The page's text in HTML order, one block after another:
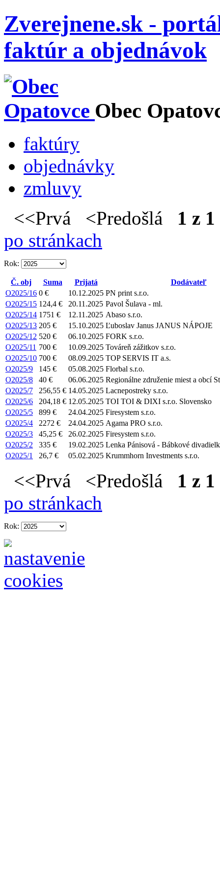
Zverejnene.sk -
faktúr a objednávok
Obec
faktúry
objednávky
zmluvy
<<Prvá <Predošlá 1 z 1
po stránkach
Rok:
Č. obj Suma Prijatá
Dodávateľ
O2025/16 0 € 10.12.2025 PN print s.r.o.
O2025/15 124,4 € 20.11.2025 Pavol Šulava - ml.
O2025/14 1751 € 12.11.2025 Abaso s.r.o.
O2025/13 205 € 15.10.2025 Ľuboslav Janus JANUS NÁPOJE
O2025/12 520 € 06.10.2025 FORK s.r.o.
O2025/11 700 € 10.09.2025 Továreň zážitkov s.r.o.
O2025/10 700 € 08.09.2025 TOP SERVIS IT a.s.
O2025/9
145 € 05.08.2025 Florbal s.r.o.
O2025/8
40 € 06.06.2025 Regionálne združenie miest a obcí
O2025/7
256,55 € 14.05.2025 Lacnepostreky s.r.o.
O2025/6
204,18 € 12.05.2025 TOI TOI & DIXI s.r.o. Slovensko
O2025/5
899 € 24.04.2025 Firesystem s.r.o.
O2025/4
2272 € 24.04.2025 Agama PRO s.r.o.
O2025/3
45,25 € 26.02.2025 Firesystem s.r.o.
O2025/2
335 € 19.02.2025 Lenka Pánisová - Bábkové
O2025/1
26,7 € 05.02.2025 Krummhorn Investments s.r.o.
<<Prvá <Predošlá 1 z 1
po stránkach
Rok: